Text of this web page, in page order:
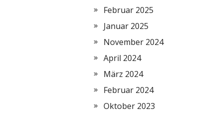
Februar 2025
Januar 2025
November 2024
April 2024
März 2024
Februar 2024
Oktober 2023